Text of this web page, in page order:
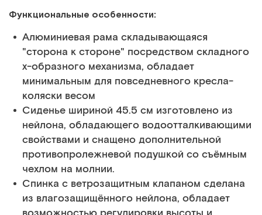
Функциональные особенности:
Алюминиевая рама складывающаяся
"сторона к стороне" посредством складного
х-образного механизма, обладает
минимальным для повседневного кресла-
коляски весом
Сиденье шириной 45.5 см изготовленo из
нейлона, обладающего водоотталкивающими
свойствами и снащено дополнительной
противопролежневой подушкой со съёмным
чехлом на молнии.
Спинка с ветрозащитным клапаном сделана
из влагозащищённого нейлона, обладает